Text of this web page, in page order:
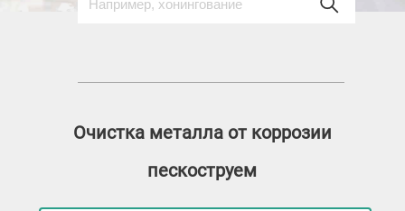
Очистка металла от коррозии
пескоструем